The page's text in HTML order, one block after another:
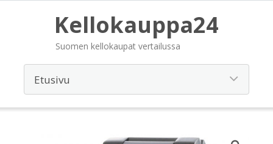
Kellokauppa24
Suomen kellokaupat vertailussa